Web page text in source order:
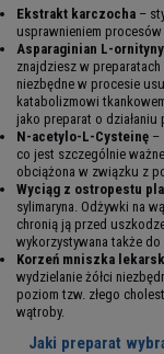
Ekstrakt karczocha –
usprawnieniem procesów
Asparaginian L-ornityny
znajdziesz w
niezbędne w procesie
katabolizmowi
jako preparat o działaniu
N-acetylo-L-Cysteinę –
co jest szczególnie
obciążona w związku z
Wyciąg z ostropestu
sylimaryna. Odżywki na
chronią ją przed
wykorzystywana także do
Korzeń mniszka
wydzielanie żółci
poziom tzw. złego
wątroby.
Jaki preparat